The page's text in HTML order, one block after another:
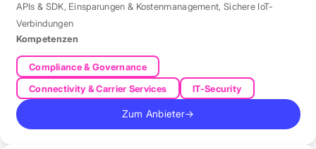
APIs & SDK, Einsparungen & Kostenmanagement, Sichere IoT-
Verbindungen
Kompetenzen
Compliance & Governance
Connectivity & Carrier Services
IT-Security
Zum Anbieter→